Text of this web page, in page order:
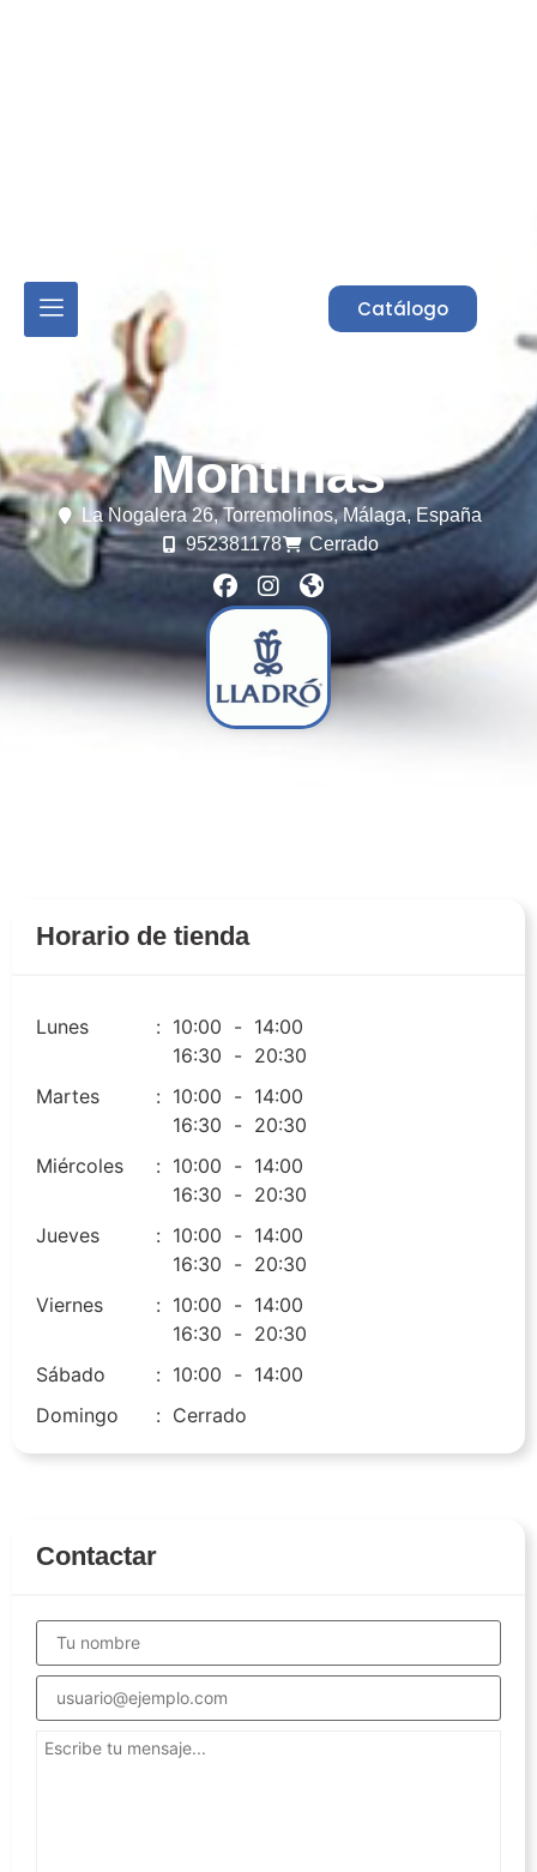
Catálogo
Montinas
La Nogalera 26, Torremolinos, Málaga,España
952381178
Cerrado
Horario de tienda
Lunes : 10:00 - 14:00
16:30 - 20:30
Martes
: 10:00 - 14:00
16:30 - 20:30
Miércoles
: 10:00 - 14:00
16:30 - 20:30
Jueves
: 10:00 - 14:00
16:30 - 20:30
Viernes
: 10:00 - 14:00
16:30 - 20:30
Sábado
: 10:00 - 14:00
Domingo
: Cerrado
Contactar